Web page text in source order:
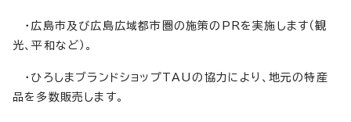
・広島市及び広島広域都市圏の施策のPRを実施します（観
光、平和など）。
・ひろしまブランドショップTAUの協力により、地元の特産
品を多数販売します。